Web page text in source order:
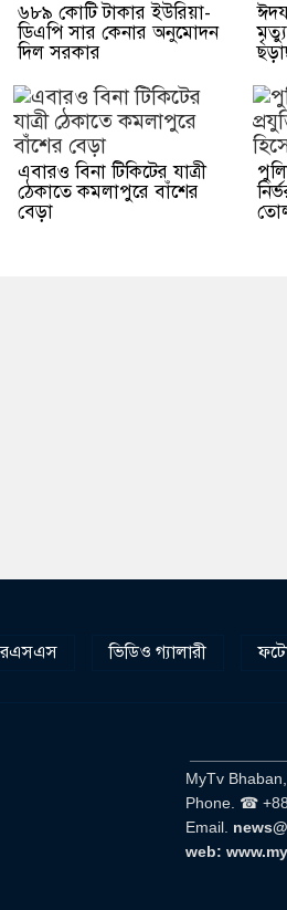
৬৮৯ কোটি টাকার ইউরিয়া-
ডিএপি সার কেনার অনুমোদন
দিল সরকার
এবারও বিনা টিকিটের যাত্রী
ঠেকাতে কমলাপুরে বাঁশের
বেড়া
ভিডিও গ্যালারী
MyTv
Phone. ☎
Email.
web: